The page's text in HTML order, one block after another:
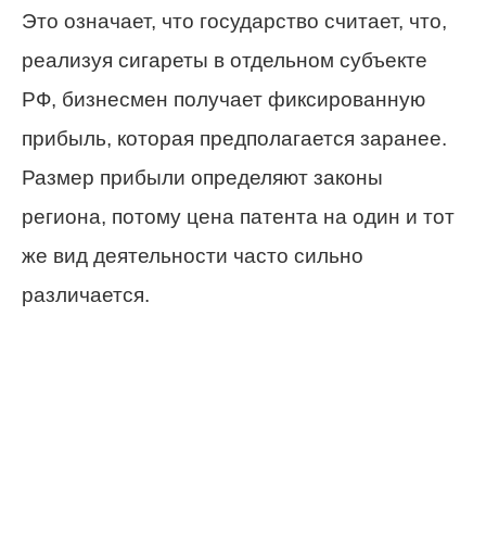
Это означает, что государство считает, что,
реализуя сигареты в отдельном субъекте
РФ, бизнесмен получает фиксированную
прибыль, которая предполагается заранее.
Размер прибыли определяют законы
региона, потому цена патента на один и тот
же вид деятельности часто сильно
различается.